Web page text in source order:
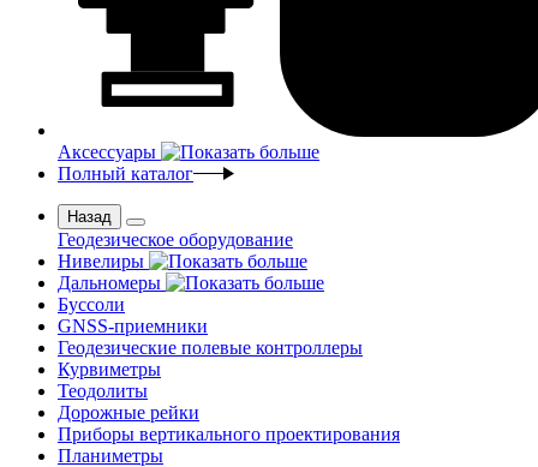
Аксессуары
Полный каталог
Назад
Геодезическое оборудование
Нивелиры
Дальномеры
Буссоли
GNSS-приемники
Геодезические полевые контроллеры
Курвиметры
Теодолиты
Дорожные рейки
Приборы вертикального проектирования
Планиметры